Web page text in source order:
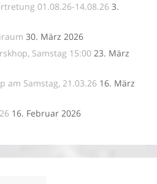
01.08.26-14.08.26 3.
30. März 2026
Samstag 15:00 23. März
am Samstag, 21.03.26 16. März
16. Februar 2026